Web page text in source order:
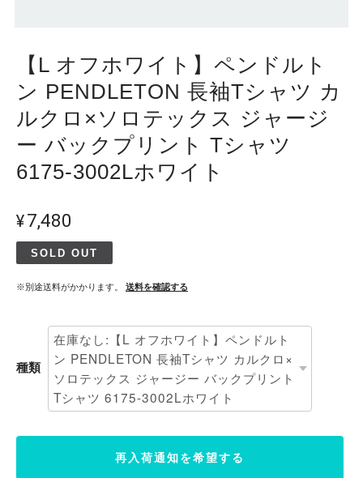
【L オフホワイト】ペンドルト
ン PENDLETON 長袖Tシャツ カ
ルクロ×ソロテックス ジャージ
ー バックプリント Tシャツ
6175-3002Lホワイト
¥7,480
SOLD OUT
※別途送料がかかります。 送料を確認する
種類
再入荷通知を希望する